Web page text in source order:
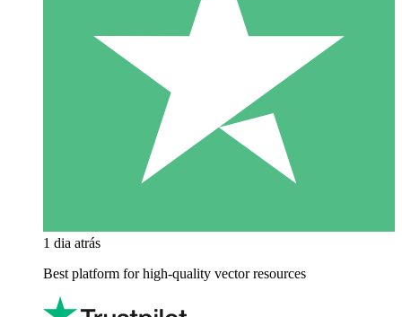
1 dia atrás
Best platform for high-quality vector resources